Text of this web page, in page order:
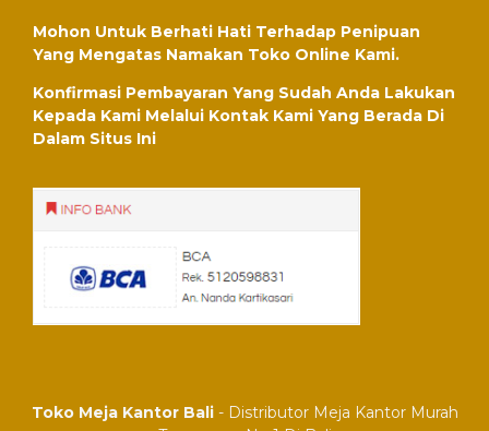
Mohon Untuk Berhati Hati Terhadap Penipuan
Yang Mengatas Namakan Toko Online Kami.
Konfirmasi Pembayaran Yang Sudah Anda Lakukan
Kepada Kami Melalui Kontak Kami Yang Berada Di
Dalam Situs Ini
Toko Meja Kantor Bali- Distributor Meja Kantor Murah